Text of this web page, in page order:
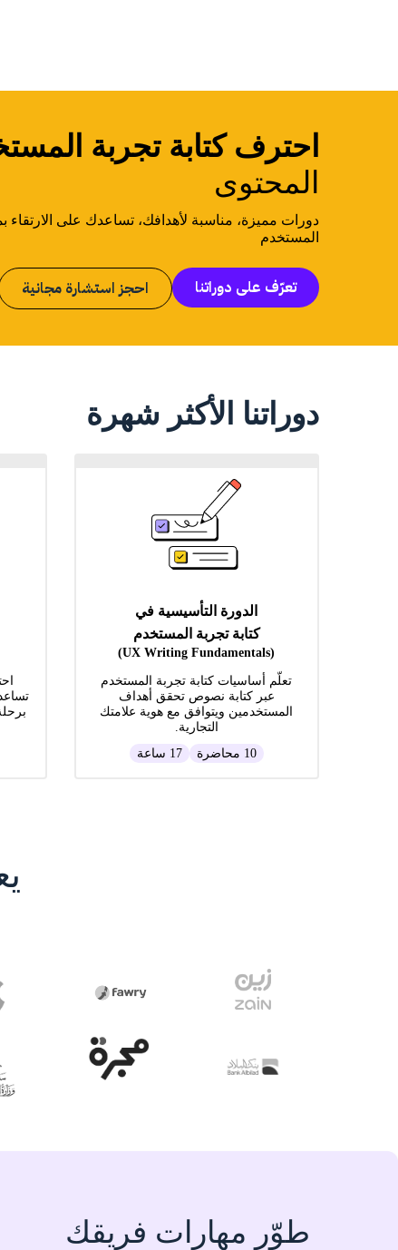
احترف كتابة تجربة
المحتوى
دورات مميزة، مناسبة لأهدافك، تساعدك على الارتقاء
المستخدم
تعرّف على دوراتنا احجز استشارة مجانية
دوراتنا الأكثر شهرة
الدورة التأسيسية في
كتابة تجربة المستخدم
(UX Writing Fundamentals)
تعلّم أساسيات كتابة تجربة المستخدم
عبر كتابة نصوص تحقق أهداف
المستخدمين ويتوافق مع هوية علامتك
التجارية.
10 محاضرة
17 ساعة
طوّر مهارات فريقك